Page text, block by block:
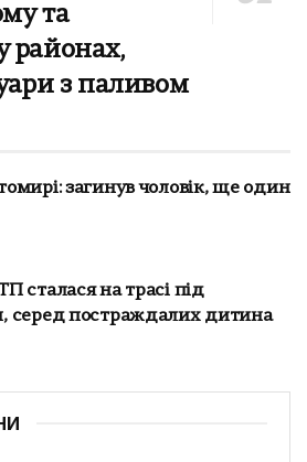
та
районах,
з паливом
загинув чоловік, ще один
сталася на трасі під
серед постраждалих дитина